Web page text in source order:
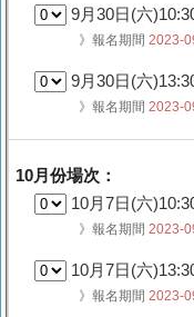
9月30日(六
》報名期間 2023-
9月30日(六
》報名期間 2023-
10月份場次：
10月7日(六
》報名期間 2023-
10月7日(六
》報名期間 2023-